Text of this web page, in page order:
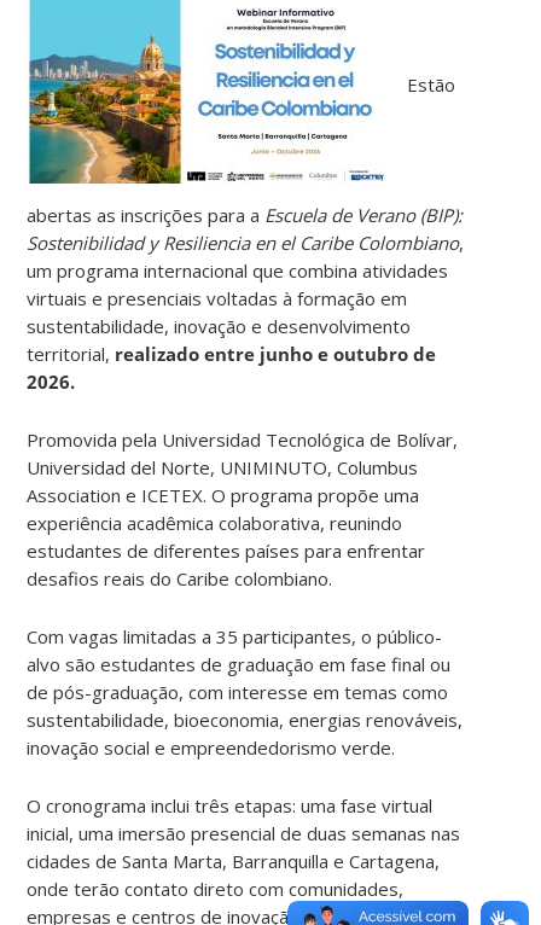
Estão
abertas as inscrições para a Escuela de Verano (BIP):
Sostenibilidad y Resiliencia en el Caribe Colombiano,
um programa internacional que combina atividades
virtuais e presenciais voltadas à formação em
sustentabilidade, inovação e desenvolvimento
territorial, realizado entre junho e outubro de
2026.
Promovida pela Universidad Tecnológica de Bolívar,
Universidad del Norte, UNIMINUTO, Columbus
Association e ICETEX. O programa propõe uma
experiência acadêmica colaborativa, reunindo
estudantes de diferentes países para enfrentar
desafios reais do Caribe colombiano.
Com vagas limitadas a 35 participantes, o público-
alvo são estudantes de graduação em fase final ou
de pós-graduação, com interesse em temas como
sustentabilidade, bioeconomia, energias renováveis,
inovação social e empreendedorismo verde.
O cronograma inclui três etapas: uma fase virtual
inicial, uma imersão presencial de duas semanas nas
cidades de Santa Marta, Barranquilla e Cartagena,
onde terão contato direto com comunidades,
empresas e centros de inovação, além de participar